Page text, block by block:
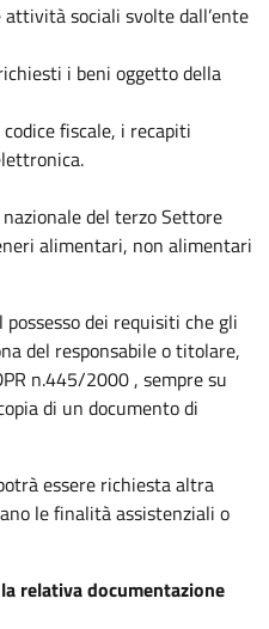
sociali svolte dall’ente
i beni oggetto della
fiscale, i recapiti
del terzo Settore
alimentari, non alimentari
dei requisiti che gli
del responsabile o titolare,
n.445/2000 , sempre su
di un documento di
essere richiesta altra
le finalità assistenziali o
relativa documentazione